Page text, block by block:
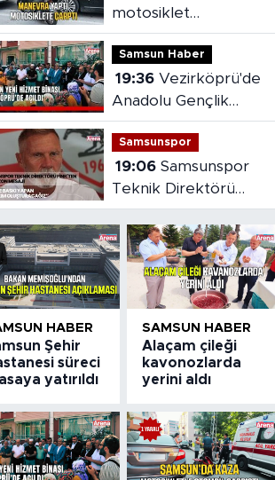
motosiklet
kazasında sürücü
yaralandı
Samsun Haber
19:36
Anadolu Gençlik
Derneği'nin yeni
hizmet binası açıldı
Samsunspor
19:06 Samsunspor
Teknik Direktörü
Fink'ten yeni sezon
mesajı
HABER
Şehir
süreci
yatırıldı
SAMSUN HABER
Alaçam çileği
kavonozlarda
yerini aldı